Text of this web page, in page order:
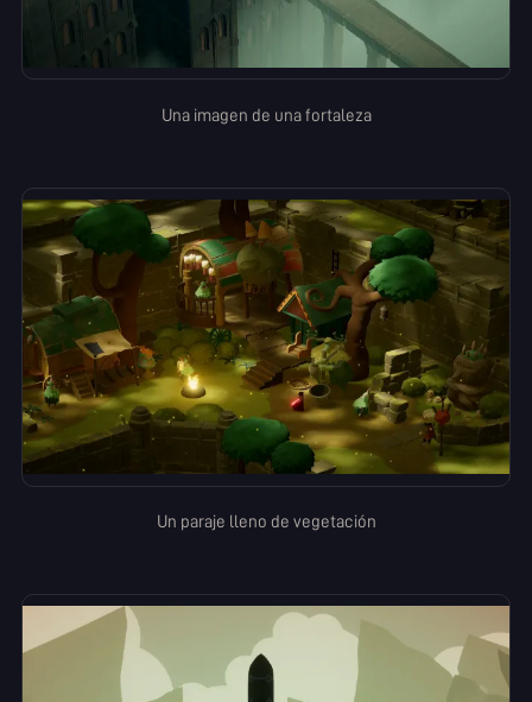
Una imagen de una fortaleza
Un paraje lleno de vegetación